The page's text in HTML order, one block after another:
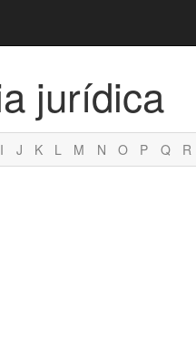
jurídica
I J K L M N O P Q R